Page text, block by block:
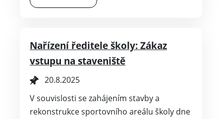
Nařízení ředitele školy: Zákaz
vstupu na staveniště
20.8.2025
V souvislosti se zahájením stavby a
rekonstrukce sportovního areálu školy dne